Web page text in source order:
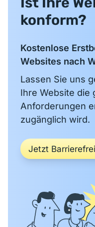
konform?
Kostenlose
Websites nach
Lassen Sie uns
Ihre Website die
Anforderungen
zugänglich wird.
Jetzt